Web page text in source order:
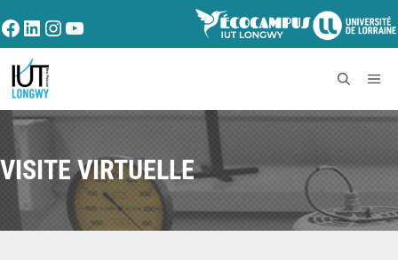
au
contenu
Facebook
LinkedIn
Instagram
YouTube
VISITE VIRTUELLE